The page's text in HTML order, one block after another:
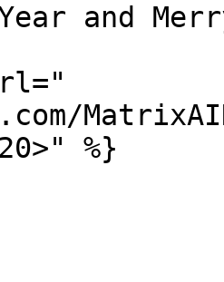
Year and